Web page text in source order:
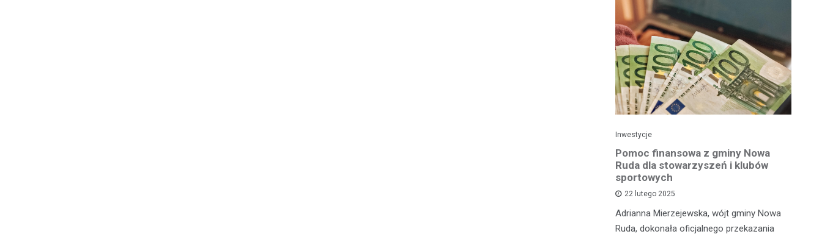
Inwestycje
Pomoc finansowa z gminy Nowa
Ruda dla stowarzyszeń i klubów
sportowych
22 lutego 2025
Adrianna Mierzejewska, wójt gminy Nowa
Ruda, dokonała oficjalnego przekazania